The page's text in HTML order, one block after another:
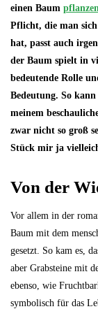
einen Baum
Pflicht, die man sich
hat, passt auch
der Baum spielt in
bedeutende Rolle
Bedeutung. So
meinem
zwar nicht so groß
Stück mir ja
Von der
Vor allem in der
Baum mit dem
gesetzt. So kam es,
aber Grabsteine mit
ebenso, wie
symbolisch für das